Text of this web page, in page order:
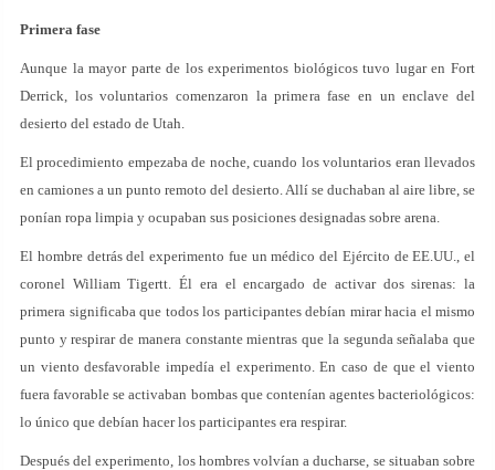
Primera fase
Aunque la mayor parte de los experimentos biológicos tuvo lugar en Fort
Derrick, los voluntarios comenzaron la primera fase en un enclave del
desierto del estado de Utah.
El procedimiento empezaba de noche, cuando los voluntarios eran llevados
en camiones a un punto remoto del desierto. Allí se duchaban al aire libre, se
ponían ropa limpia y ocupaban sus posiciones designadas sobre arena.
El hombre detrás del experimento fue un médico del Ejército de EE.UU., el
coronel William Tigertt. Él era el encargado de activar dos sirenas: la
primera significaba que todos los participantes debían mirar hacia el mismo
punto y respirar de manera constante mientras que la segunda señalaba que
un viento desfavorable impedía el experimento. En caso de que el viento
fuera favorable se activaban bombas que contenían agentes bacteriológicos:
lo único que debían hacer los participantes era respirar.
Después del experimento, los hombres volvían a ducharse, se situaban sobre